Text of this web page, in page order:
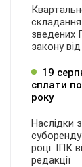
зведених
закону
19
сплати
року
Наслідки
році: ІПК
редакції